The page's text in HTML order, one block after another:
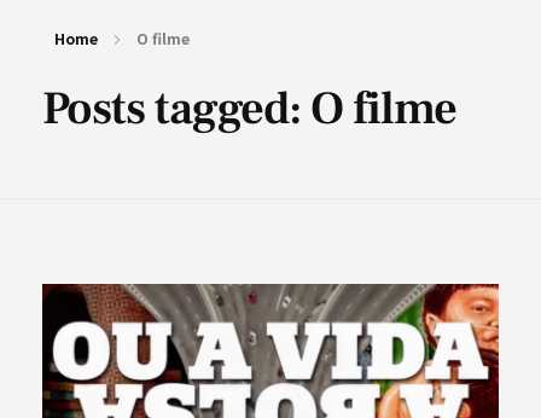
Home O filme
Posts tagged: O filme